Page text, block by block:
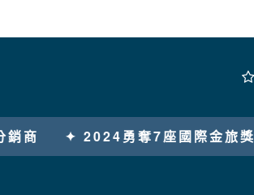
✦ 2025再次榮獲7座國際金旅獎